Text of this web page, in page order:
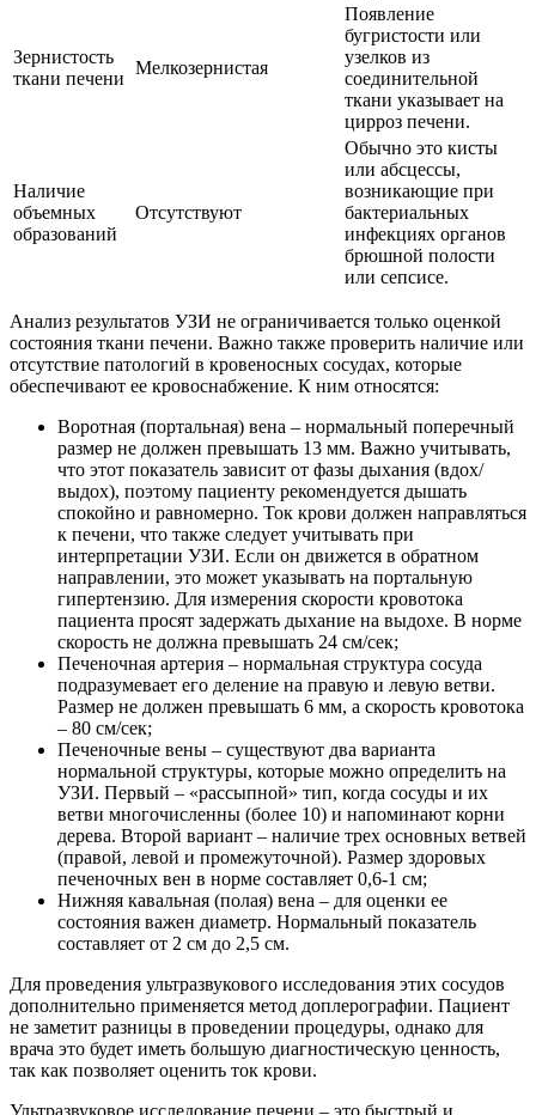
Зернистость
ткани печени
Мелкозернистая
Появление
бугристости или
узелков из
соединительной
ткани указывает на
цирроз печени.
Наличие
объемных
образований
Отсутствуют
Обычно это кисты
или абсцессы,
возникающие при
бактериальных
инфекциях органов
брюшной полости
или сепсисе.
Анализ результатов УЗИ не ограничивается только оценкой
состояния ткани печени. Важно также проверить наличие или
отсутствие патологий в кровеносных сосудах, которые
обеспечивают ее кровоснабжение. К ним относятся:
Воротная (портальная) вена – нормальный поперечный
размер не должен превышать 13 мм. Важно учитывать,
что этот показатель зависит от фазы дыхания (вдох/
выдох), поэтому пациенту рекомендуется дышать
спокойно и равномерно. Ток крови должен направляться
к печени, что также следует учитывать при
интерпретации УЗИ. Если он движется в обратном
направлении, это может указывать на портальную
гипертензию. Для измерения скорости кровотока
пациента просят задержать дыхание на выдохе. В норме
скорость не должна превышать 24 см/сек;
Печеночная артерия – нормальная структура сосуда
подразумевает его деление на правую и левую ветви.
Размер не должен превышать 6 мм, а скорость кровотока
– 80 см/сек;
Печеночные вены – существуют два варианта
нормальной структуры, которые можно определить на
УЗИ. Первый – «рассыпной» тип, когда сосуды и их
ветви многочисленны (более 10) и напоминают корни
дерева. Второй вариант – наличие трех основных ветвей
(правой, левой и промежуточной). Размер здоровых
печеночных вен в норме составляет 0,6-1 см;
Нижняя кавальная (полая) вена – для оценки ее
состояния важен диаметр. Нормальный показатель
составляет от 2 см до 2,5 см.
Для проведения ультразвукового исследования этих сосудов
дополнительно применяется метод доплерографии. Пациент
не заметит разницы в проведении процедуры, однако для
врача это будет иметь большую диагностическую ценность,
так как позволяет оценить ток крови.